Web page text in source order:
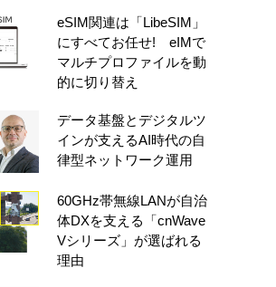
eSIM関連は「LibeSIM」
にすべてお任せ! eIMで
マルチプロファイルを動
的に切り替え
データ基盤とデジタルツ
インが支えるAI時代の自
律型ネットワーク運用
60GHz帯無線LANが自治
体DXを支える「cnWave
Vシリーズ」が選ばれる
理由